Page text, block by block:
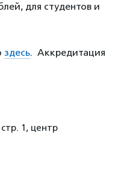
для студентов и
здесь. Аккредитация
1, центр